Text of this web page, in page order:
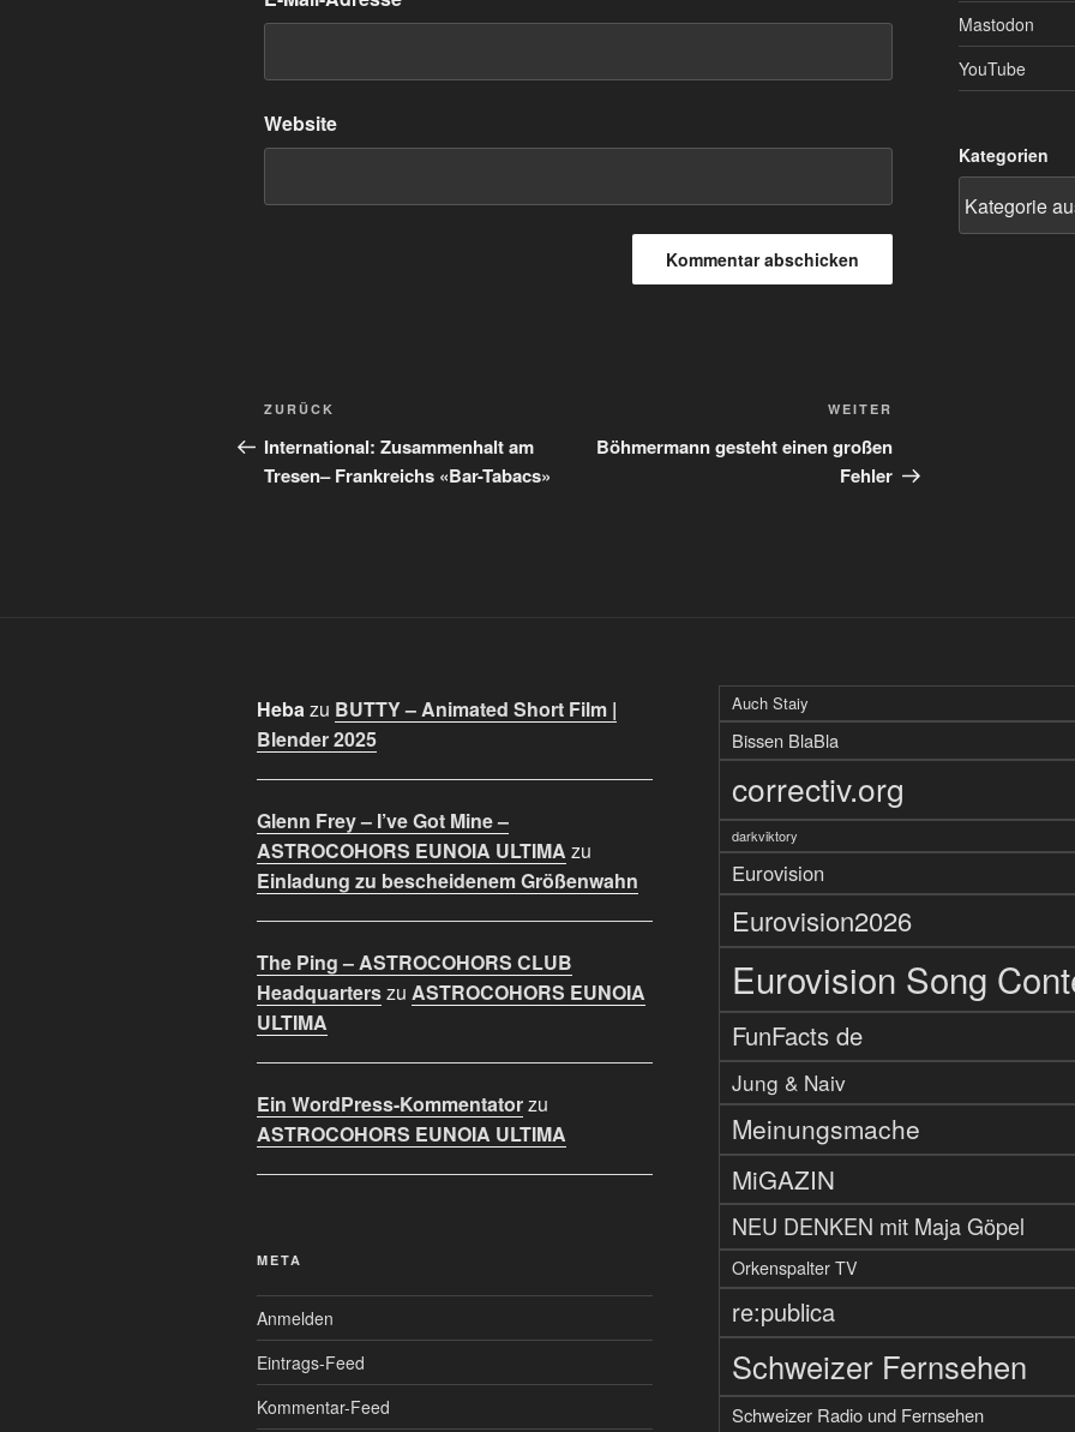
Website
Beitragsnavigation
Vorheriger
Beitrag
ZURÜCK
International: Zusammenhalt am
Tresen– Frankreichs «Bar-Tabacs»
Beitrag
WEITER
Böhmermann gesteht einen großen
Fehler
Mastodon
YouTube
Kategorien
Hebazu BUTTY – Animated Short Film |
Blender 2025
Glenn Frey – I’ve Got Mine –
ASTROCOHORS EUNOIA ULTIMA zu
Einladung zu bescheidenem Größenwahn
The Ping – ASTROCOHORS CLUB
Headquarterszu ASTROCOHORS EUNOIA
ULTIMA
Ein WordPress-Kommentatorzu
ASTROCOHORS EUNOIA ULTIMA
META
Anmelden
Eintrags-Feed
Kommentar-Feed
Auch Staiy
Bissen BlaBla
correctiv.org
darkviktory
Eurovision
Eurovision2026
Eurovision Song
FunFacts de
Jung & Naiv
Meinungsmache
MiGAZIN
NEU DENKEN mit Maja Göpel
Orkenspalter TV
re:publica
Schweizer Fernsehen
Schweizer Radio und Fernsehen